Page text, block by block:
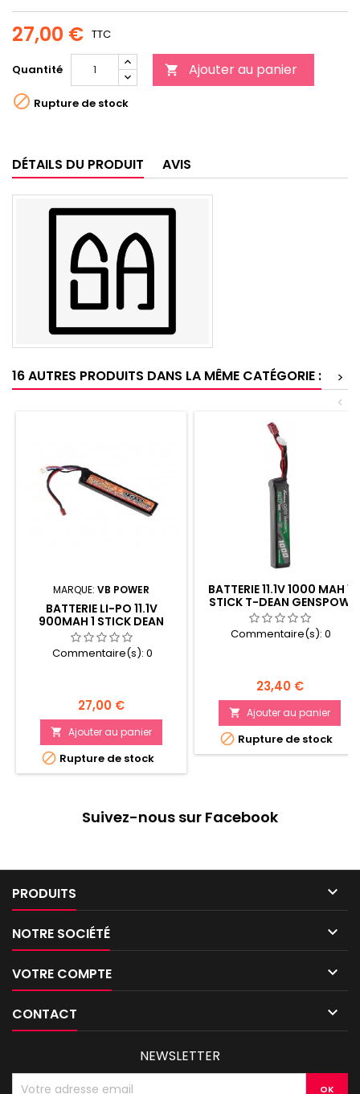
27,00 € TTC
Quantité  Ajouter au panier
 Rupture de stock
DÉTAILS DU PRODUIT AVIS
16 AUTRES PRODUITS DANS LA MÊME CATÉGORIE :
>
<
MARQUE: VB POWER
BATTERIE LI-PO 11.1V
900MAH 1 STICK DEAN
Commentaire(s): 0
Prix
27,00 €
 Ajouter au panier
 Rupture de stock
BATTERIE 11.1V 1000 MAH 1
STICK T-DEAN GENSPOW
Commentaire(s): 0
Prix
23,40 €
 Ajouter au panier
 Rupture de stock
Suivez-nous sur Facebook
PRODUITS 
NOTRE SOCIÉTÉ 
VOTRE COMPTE 
CONTACT 
NEWSLETTER